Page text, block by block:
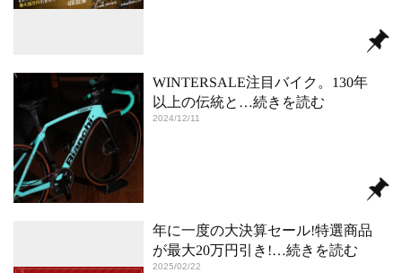
WINTERSALE注目バイク。130年
以上の伝統と …続きを読む
2024/12/11
年に一度の大決算セール!特選商品
が最大20万円引き!…続きを読む
2025/02/22